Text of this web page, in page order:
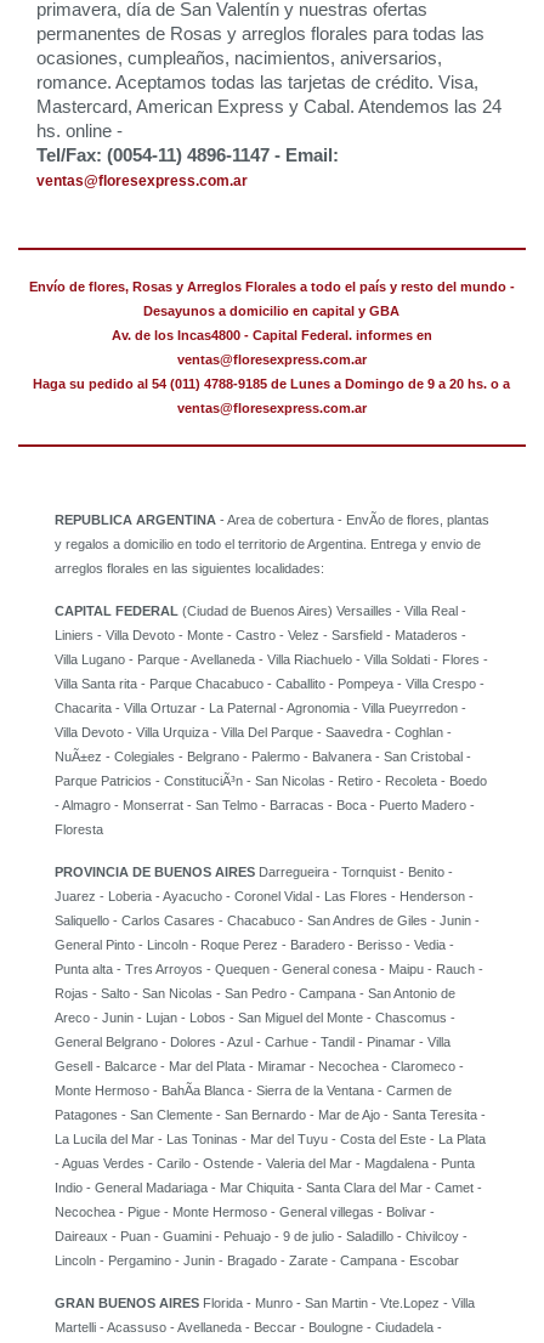
primavera, día de San Valentín y nuestras ofertas
permanentes de Rosas y arreglos florales para todas las
ocasiones, cumpleaños, nacimientos, aniversarios,
romance. Aceptamos todas las tarjetas de crédito. Visa,
Mastercard, American Express y Cabal. Atendemos las 24
hs. online -
Tel/Fax: (0054-11) 4896-1147 - Email:
ventas@floresexpress.com.ar
Envío de flores, Rosas y Arreglos Florales a todo el país y resto del mundo -
Desayunos a domicilio en capital y GBA
Av. de los Incas4800 - Capital Federal. informes en
ventas@floresexpress.com.ar
Haga su pedido al 54 (011) 4788-9185 de Lunes a Domingo de 9 a 20 hs. o a
ventas@floresexpress.com.ar
REPUBLICA ARGENTINA - Area de cobertura - EnvÃ­o de flores, plantas
y regalos a domicilio en todo el territorio de Argentina. Entrega y envio de
arreglos florales en las siguientes localidades:
CAPITAL FEDERAL (Ciudad de Buenos Aires) Versailles - Villa Real -
Liniers - Villa Devoto - Monte - Castro - Velez - Sarsfield - Mataderos -
Villa Lugano - Parque - Avellaneda - Villa Riachuelo - Villa Soldati - Flores -
Villa Santa rita - Parque Chacabuco - Caballito - Pompeya - Villa Crespo -
Chacarita - Villa Ortuzar - La Paternal - Agronomia - Villa Pueyrredon -
Villa Devoto - Villa Urquiza - Villa Del Parque - Saavedra - Coghlan -
NuÃ±ez - Colegiales - Belgrano - Palermo - Balvanera - San Cristobal -
Parque Patricios - ConstituciÃ³n - San Nicolas - Retiro - Recoleta - Boedo
- Almagro - Monserrat - San Telmo - Barracas - Boca - Puerto Madero -
Floresta
PROVINCIA DE BUENOS AIRES Darregueira - Tornquist - Benito -
Juarez - Loberia - Ayacucho - Coronel Vidal - Las Flores - Henderson -
Saliquello - Carlos Casares - Chacabuco - San Andres de Giles - Junin -
General Pinto - Lincoln - Roque Perez - Baradero - Berisso - Vedia -
Punta alta - Tres Arroyos - Quequen - General conesa - Maipu - Rauch -
Rojas - Salto - San Nicolas - San Pedro - Campana - San Antonio de
Areco - Junin - Lujan - Lobos - San Miguel del Monte - Chascomus -
General Belgrano - Dolores - Azul - Carhue - Tandil - Pinamar - Villa
Gesell - Balcarce - Mar del Plata - Miramar - Necochea - Claromeco -
Monte Hermoso - BahÃ­a Blanca - Sierra de la Ventana - Carmen de
Patagones - San Clemente - San Bernardo - Mar de Ajo - Santa Teresita -
La Lucila del Mar - Las Toninas - Mar del Tuyu - Costa del Este - La Plata
- Aguas Verdes - Carilo - Ostende - Valeria del Mar - Magdalena - Punta
Indio - General Madariaga - Mar Chiquita - Santa Clara del Mar - Camet -
Necochea - Pigue - Monte Hermoso - General villegas - Bolivar -
Daireaux - Puan - Guamini - Pehuajo - 9 de julio - Saladillo - Chivilcoy -
Lincoln - Pergamino - Junin - Bragado - Zarate - Campana - Escobar
GRAN BUENOS AIRES Florida - Munro - San Martin - Vte.Lopez - Villa
Martelli - Acassuso - Avellaneda - Beccar - Boulogne - Ciudadela -